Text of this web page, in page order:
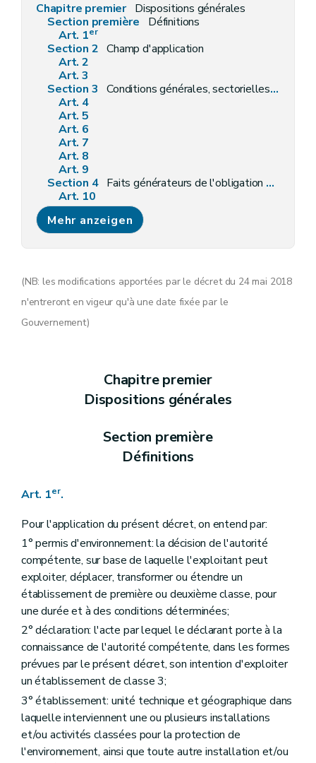
Chapitre premier Dispositions générales
Section première
Définitions
Art. 1er
Section 2 Champ d'application
Art. 2
Art. 3
Section 3
Conditions générales, sectorielles, intégrales et particulières
Art. 4
Art. 5
Art. 6
Art. 7
Art. 8
Art. 9
Section 4 Faits générateurs de l'obligation d'obtenir un permis ou de faire une déclaration
Art. 10
Art. 11
Art. 12
Section 5 Autorité compétente
Art. 14
Chapitre III Procédure d'octroi du permis d'environnement
Section première
Art. 16
Art. 21
Enquête publique
Art. 27
Art. 29
Section 3 Avis
Art. 30
Art. 31
Art. 32
Art. 33
Art. 34
Section 4 Décision
Art. 35
Art. 36
Art. 37
Art. 38
Section 5 Procédure simplifiée
Art. 39
Chapitre IV Recours
Art. 40
Art. 41
Chapitre V Transformation et extension d'un établissement classé
Mehr anzeigen
(NB: les modifications apportées par le décret du 24 mai 2018
n'entreront en vigeur qu'à une date fixée par le
Gouvernement)
Chapitre premier
Dispositions générales
Section première
Définitions
Art. 1er.
Pour l'application du présent décret, on entend par:
1° permis d'environnement: la décision de l'autorité
compétente, sur base de laquelle l'exploitant peut
exploiter, déplacer, transformer ou étendre un
établissement de première ou deuxième classe, pour
une durée et à des conditions déterminées;
2° déclaration: l'acte par lequel le déclarant porte à la
connaissance de l'autorité compétente, dans les formes
prévues par le présent décret, son intention d'exploiter
un établissement de classe 3;
3° établissement: unité technique et géographique dans
laquelle interviennent une ou plusieurs installations
et/ou activités classées pour la protection de
l'environnement, ainsi que toute autre installation et/ou